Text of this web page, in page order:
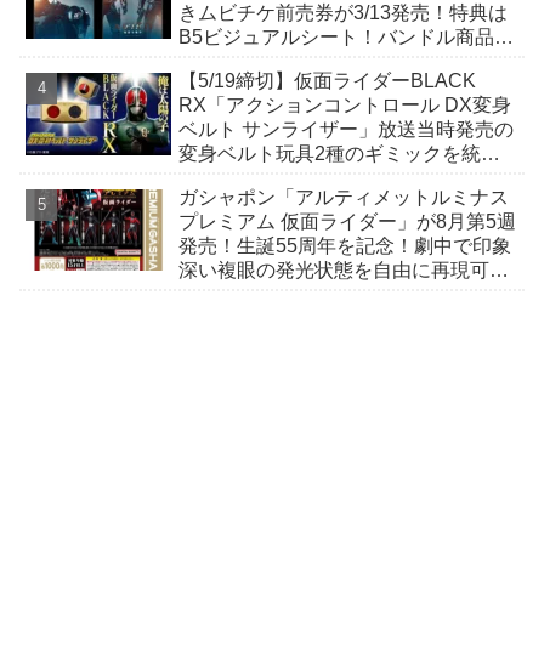
きムビチケ前売券が3/13発売！特典は
B5ビジュアルシート！バンドル商品付
【5/19締切】仮面ライダーBLACK
RX「アクションコントロール DX変身
ベルト サンライザー」放送当時発売の
変身ベルト玩具2種のギミックを統
認識！
ガシャポン「アルティメットルミナス
プレミアム 仮面ライダー」が8月第5週
発売！生誕55周年を記念！劇中で印象
深い複眼の発光状態を自由に再現可